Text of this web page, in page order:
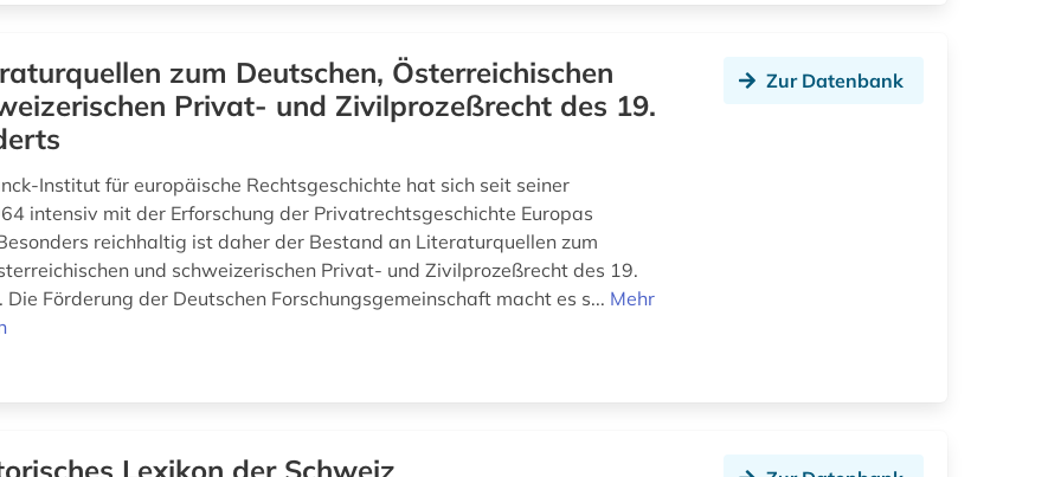
zum Deutschen, Österreichischen
Privat- und Zivilprozeßrecht des 19.
Institut für europäische Rechtsgeschichte hat sich seit seiner
intensiv mit der Erforschung der Privatrechtsgeschichte Europas
reichhaltig ist daher der Bestand an Literaturquellen zum
und schweizerischen Privat- und Zivilprozeßrecht des 19.
Die Förderung der Deutschen Forschungsgemeinschaft macht es s... Mehr
Zur Datenbank